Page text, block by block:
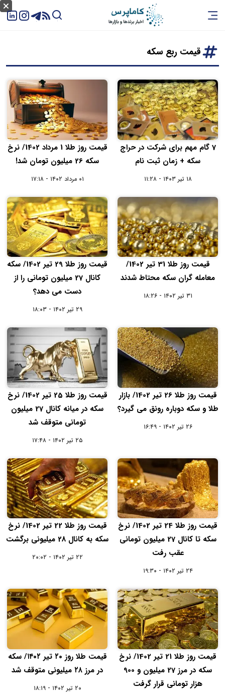
قیمت ربع سکه
7 گام مهم برای شرکت در حراج
سکه + زمان ثبت نام
۱۸ تیر ۱۴۰۳ - ۱۱:۲۸
قیمت روز طلا 1 مرداد 1402/ نرخ
سکه 26 میلیون تومان شد!
۰۱ مرداد ۱۴۰۲ - ۱۷:۱۸
قیمت روز طلا 31 تیر 1402/
معامله گران سکه محتاط شدند
۳۱ تیر ۱۴۰۲ - ۱۸:۲۶
قیمت روز طلا 29 تیر 1402/ سکه
کانال 27 میلیون تومانی را از
دست می دهد؟
۲۹ تیر ۱۴۰۲ - ۱۸:۰۳
قیمت روز طلا 26 تیر 1402/ بازار
طلا و سکه دوباره رونق می گیرد؟
۲۶ تیر ۱۴۰۲ - ۱۶:۴۹
قیمت روز طلا 25 تیر 1402/ نرخ
سکه در میانه کانال 27 میلیون
تومانی متوقف شد
۲۵ تیر ۱۴۰۲ - ۱۷:۴۸
قیمت روز طلا 24 تیر 1402/ نرخ
سکه تا کانال 27 میلیون تومانی
عقب رفت
۲۴ تیر ۱۴۰۲ - ۱۹:۳۰
قیمت روز طلا 22 تیر 1402/ نرخ
سکه به کانال 28 میلیونی برگشت
۲۲ تیر ۱۴۰۲ - ۲۰:۰۲
قیمت روز طلا 21 تیر 1402/ نرخ
سکه در مرز 27 میلیون و 900
هزار تومانی قرار گرفت
قیمت طلا روز ۲۰ تیر ۱۴۰۲/ سکه
در مرز ۲۸ میلیونی متوقف شد
۲۰ تیر ۱۴۰۲ - ۱۸:۱۹